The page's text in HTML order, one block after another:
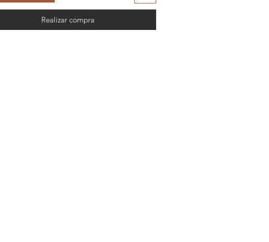
Realizar compra